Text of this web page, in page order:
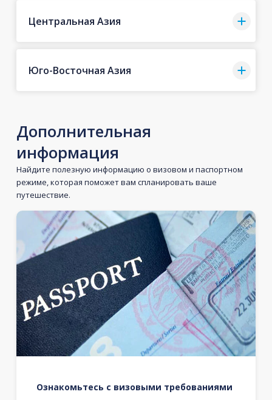
Центральная Азия
Юго-Восточная Азия
Дополнительная
информация
Найдите полезную информацию о визовом и паспортном
режиме, которая поможет вам спланировать ваше
путешествие.
Ознакомьтесь с визовыми требованиями